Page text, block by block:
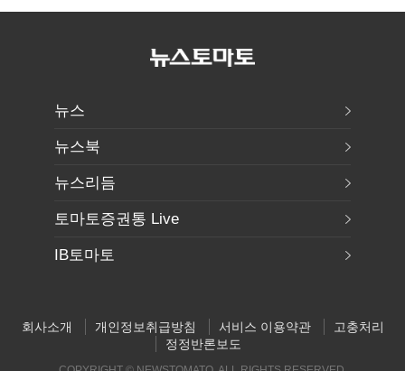
여 내부선
리모델링' 제안
민주당 대표로
뉴스
뉴스북
뉴스리듬
토마토증권통 Live
IB토마토
회사소개 개인정보취급방침 서비스 이용약관
고충처리
정정반론보도